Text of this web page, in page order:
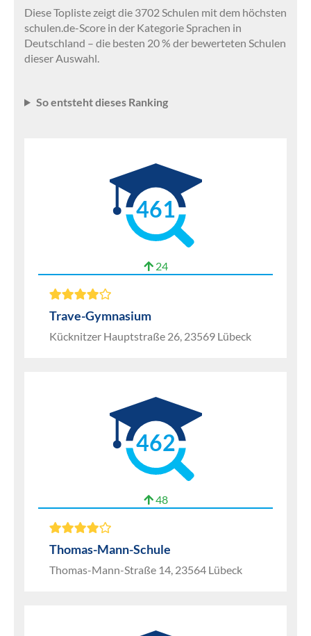
Diese Topliste zeigt die 3702 Schulen mit dem höchsten
schulen.de-Score in der Kategorie Sprachen in
Deutschland – die besten 20 % der bewerteten Schulen
dieser Auswahl.
So entsteht dieses Ranking
461
24
Trave-Gymnasium
Kücknitzer Hauptstraße 26, 23569 Lübeck
462
48
Thomas-Mann-Schule
Thomas-Mann-Straße 14, 23564 Lübeck